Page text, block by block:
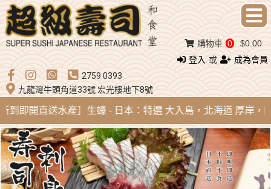
登入 或
成為會員
2759 0393
九龍灣牛頭角道33號 宏光樓地下8號
購物車 0 $0.00
到即開直送水產］生蠔 - 日本：特選 大入島，北海道 厚岸，